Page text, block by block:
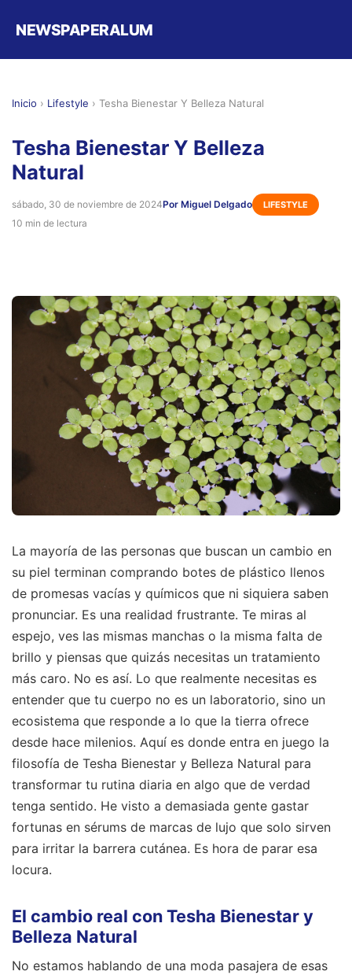
NEWSPAPERALUM
Inicio › Lifestyle › Tesha Bienestar Y Belleza Natural
Tesha Bienestar Y Belleza
Natural
sábado, 30 de noviembre de 2024Por Miguel Delgado LIFESTYLE
10 min de lectura
La mayoría de las personas que buscan un cambio en
su piel terminan comprando botes de plástico llenos
de promesas vacías y químicos que ni siquiera saben
pronunciar. Es una realidad frustrante. Te miras al
espejo, ves las mismas manchas o la misma falta de
brillo y piensas que quizás necesitas un tratamiento
más caro. No es así. Lo que realmente necesitas es
entender que tu cuerpo no es un laboratorio, sino un
ecosistema que responde a lo que la tierra ofrece
desde hace milenios. Aquí es donde entra en juego la
filosofía de Tesha Bienestar y Belleza Natural para
transformar tu rutina diaria en algo que de verdad
tenga sentido. He visto a demasiada gente gastar
fortunas en sérums de marcas de lujo que solo sirven
para irritar la barrera cutánea. Es hora de parar esa
locura.
El cambio real con Tesha Bienestar y
Belleza Natural
No estamos hablando de una moda pasajera de esas